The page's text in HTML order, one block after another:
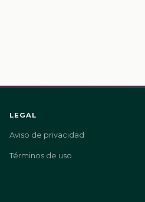
LEGAL
Aviso de privacidad
Términos de uso